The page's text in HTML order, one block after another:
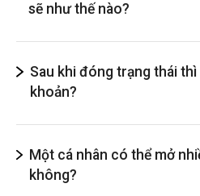
sẽ như thế nào?
Sau khi đóng trạng thái thì
khoản?
Một cá nhân có thể mở
không?